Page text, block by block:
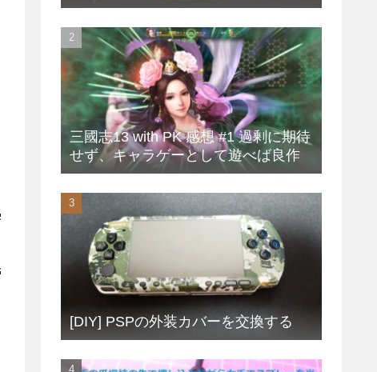
方法
三國志13 with PK 感想 #1 過剰に期待
せず、キャラゲーとして遊べば良作
[DIY] PSPの外装カバーを交換する